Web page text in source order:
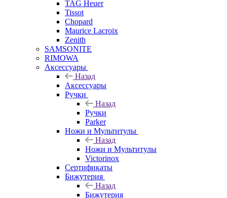
TAG Heuer
Tissot
Chopard
Maurice Lacroix
Zenith
SAMSONITE
RIMOWA
Аксессуары
Назад
Аксессуары
Ручки
Назад
Ручки
Parker
Ножи и Мультитулы
Назад
Ножи и Мультитулы
Victorinox
Сертификаты
Бижутерия
Назад
Бижутерия